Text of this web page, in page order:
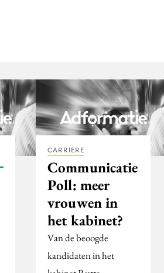
CARRIERE
Communicatie
Poll: meer
vrouwen in
het kabinet?
Van de beoogde
kandidaten in het